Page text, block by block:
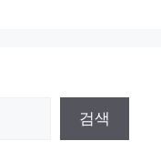
검색